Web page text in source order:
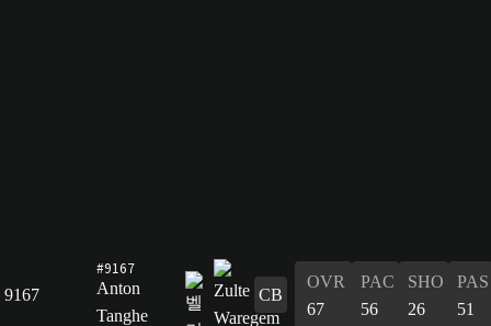
9167
#9167
Anton
Tanghe
CB
OVR
67
PAC
56
SHO
26
PAS
51